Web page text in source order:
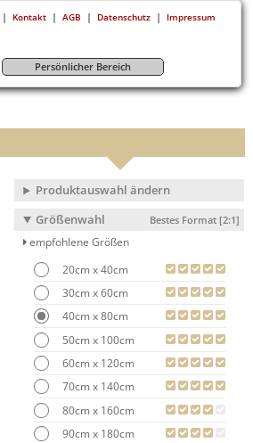
| Kontakt | AGB | Datenschutz | Impressum
Persönlicher Bereich
Produktauswahl ändern
Größenwahl
Bestes Format [2:1]
empfohlene Größen
20cm x 40cm
30cm x 60cm
40cm x 80cm
50cm x 100cm
60cm x 120cm
70cm x 140cm
80cm x 160cm
90cm x 180cm